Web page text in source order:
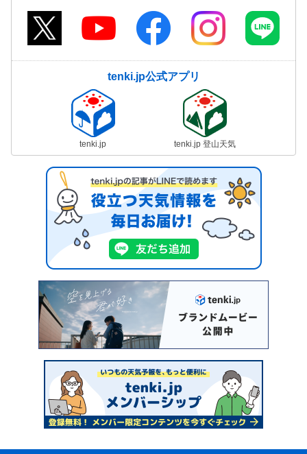
tenki.jp公式アプリ
tenki.jp tenki.jp 登山天気